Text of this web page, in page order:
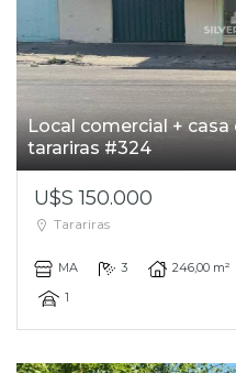
Local comercial + casa
tarariras #324
U$S 150.000
Tarariras
MA 3 246,00 m²
1